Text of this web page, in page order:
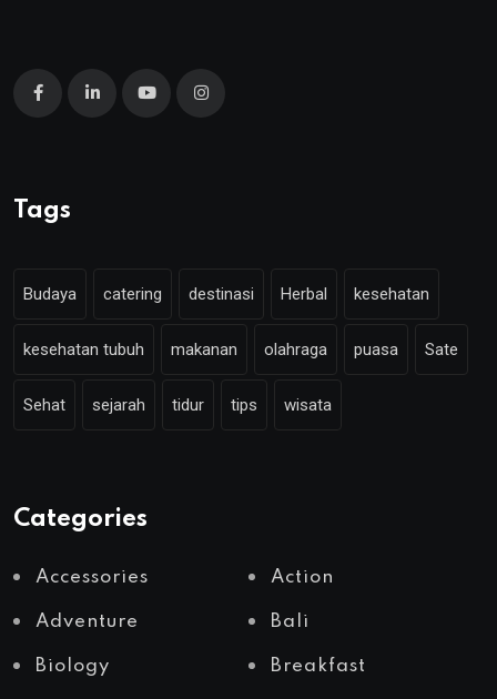
Tags
Budaya catering destinasi Herbal kesehatan
kesehatan tubuh makanan olahraga puasa Sate
Sehat sejarah tidur tips wisata
Categories
Accessories Action
Adventure Bali
Biology Breakfast